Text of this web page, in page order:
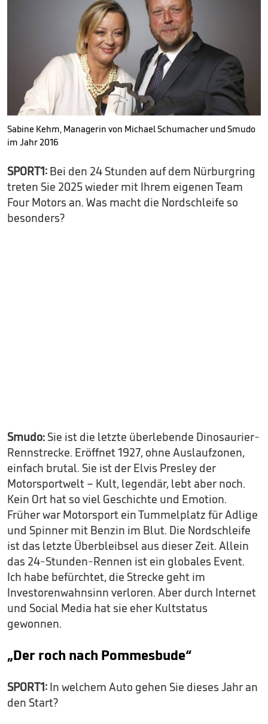
Sabine Kehm, Managerin von Michael Schumacher und Smudo
im Jahr 2016
SPORT1: Bei den 24 Stunden auf dem Nürburgring
treten Sie 2025 wieder mit Ihrem eigenen Team
Four Motors an. Was macht die Nordschleife so
besonders?
Smudo: Sie ist die letzte überlebende Dinosaurier-
Rennstrecke. Eröffnet 1927, ohne Auslaufzonen,
einfach brutal. Sie ist der Elvis Presley der
Motorsportwelt – Kult, legendär, lebt aber noch.
Kein Ort hat so viel Geschichte und Emotion.
Früher war Motorsport ein Tummelplatz für Adlige
und Spinner mit Benzin im Blut. Die Nordschleife
ist das letzte Überbleibsel aus dieser Zeit. Allein
das 24-Stunden-Rennen ist ein globales Event.
Ich habe befürchtet, die Strecke geht im
Investorenwahnsinn verloren. Aber durch Internet
und Social Media hat sie eher Kultstatus
gewonnen.
„Der roch nach Pommesbude“
SPORT1: In welchem Auto gehen Sie dieses Jahr an
den Start?